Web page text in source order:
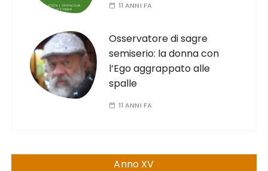
11 ANNI FA
Osservatore di sagre
semiserio: la donna con
l’Ego aggrappato alle
spalle
11 ANNI FA
Anno XV